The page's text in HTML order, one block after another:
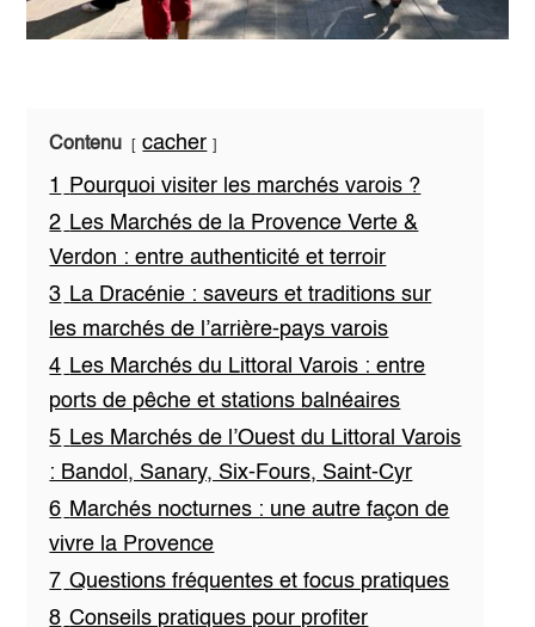
Contenu
cacher
1
Pourquoi visiter les marchés varois ?
2 Les Marchés de la Provence Verte &
Verdon : entre authenticité et terroir
3 La Dracénie : saveurs et traditions sur
les marchés de l’arrière-pays varois
4 Les Marchés du Littoral Varois : entre
ports de pêche et stations balnéaires
5 Les Marchés de l’Ouest du Littoral Varois
: Bandol, Sanary, Six-Fours, Saint-Cyr
6 Marchés nocturnes : une autre façon de
vivre la Provence
7 Questions fréquentes et focus pratiques
8 Conseils pratiques pour profiter